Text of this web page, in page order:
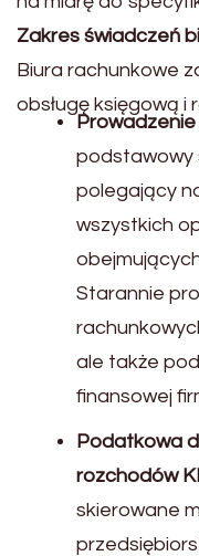
Zakres świadczeń
Biura rachunkowe
obsługę księgową i
podstawowy
polegający
wszystkich
Starannie
ale także
finansowej
Podatkowa
rozchodów
skierowane